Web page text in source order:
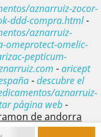
aznarruiz-zocor-
ddd-compra.html-
aznarruiz-
omeprotect-omelic-
pepticum-
-aricept
-descubre el
aznarruiz-
página web-
de andorra